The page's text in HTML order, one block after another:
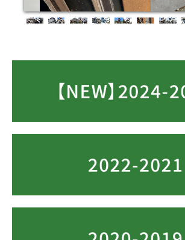
お問合せ
今月のお買い得情報
よくある質問